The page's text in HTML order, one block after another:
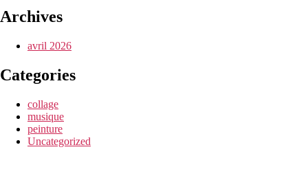
Archives
avril 2026
Categories
collage
musique
peinture
Uncategorized